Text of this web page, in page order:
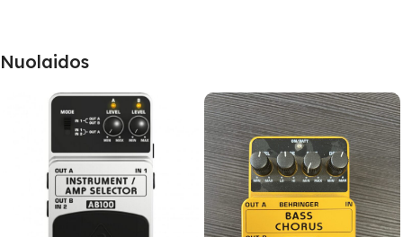
Nuolaidos